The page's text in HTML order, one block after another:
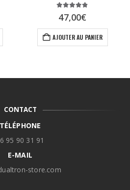
47,00€
AJOUTER AU PANIER
CONTACT
TÉLÉPHONE
95 90 31 91
E-MAIL
store.com